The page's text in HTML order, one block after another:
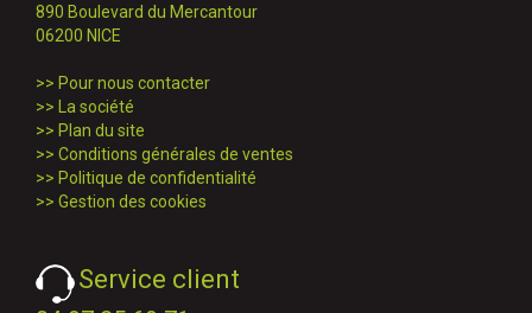
890 Boulevard du Mercantour
06200 NICE
>> Pour nous contacter
>>
La société
>> Plan du site
>> Conditions générales de ventes
>> Politique de confidentialité
>> Gestion des cookies
Service client